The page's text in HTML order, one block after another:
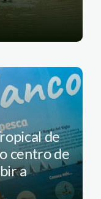
de
centro de
a